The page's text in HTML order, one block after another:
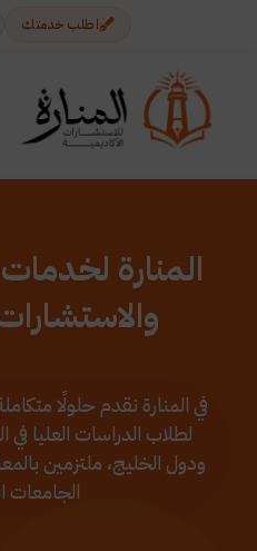
اطلب خدمتك
المنارة
في المنارة نقدم حلولًا
لطلاب الدراسات العليا في
ودول الخليج، ملتزمين
الجامعات